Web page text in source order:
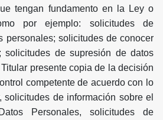
tengan fundamento en la Ley o
por ejemplo: solicitudes de
personales; solicitudes de conocer
solicitudes de supresión de datos
presente copia de la decisión
competente de acuerdo con lo
de información sobre el
Personales, solicitudes de